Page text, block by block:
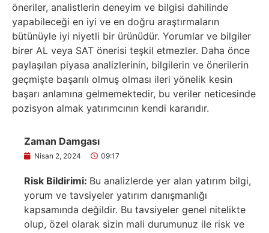
öneriler, analistlerin deneyim ve bilgisi dahilinde
yapabileceği en iyi ve en doğru araştırmaların
bütünüyle iyi niyetli bir ürünüdür. Yorumlar ve bilgiler
birer AL veya SAT önerisi teşkil etmezler. Daha önce
paylaşılan piyasa analizlerinin, bilgilerin ve önerilerin
geçmişte başarılı olmuş olması ileri yönelik kesin
başarı anlamına gelmemektedir, bu veriler neticesinde
pozisyon almak yatırımcının kendi kararıdır.
Zaman Damgası
Nisan 2, 2024 09:17
Risk Bildirimi: Bu analizlerde yer alan yatırım bilgi,
yorum ve tavsiyeler yatırım danışmanlığı
kapsamında değildir. Bu tavsiyeler genel nitelikte
olup, özel olarak sizin mali durumunuz ile risk ve